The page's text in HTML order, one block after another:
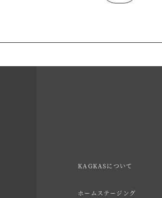
KAGKASについて
ホームステージング